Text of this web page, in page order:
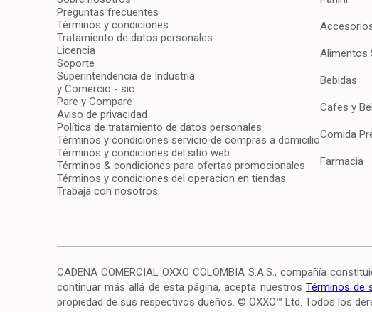
Preguntas frecuentes
Términos y condiciones
Tratamiento de datos personales
Licencia
Soporte
Superintendencia de Industria
y Comercio - sic
Pare y Compare
Aviso de privacidad
Política de tratamiento de datos personales
Términos y condiciones servicio de compras a domicilio
Términos y condiciones del sitio web
Términos & condiciones para ofertas promocionales
Términos y condiciones del operacion en tiendas
Trabaja con nosotros
Alimentos
Bebidas
Cafes y
Comida
Farmacia
CADENA COMERCIAL OXXO COLOMBIA S.A.S., compañía
continuar más allá de esta página, acepta nuestros Términos de
propiedad de sus respectivos dueños. © OXXO™ Ltd. Todos los